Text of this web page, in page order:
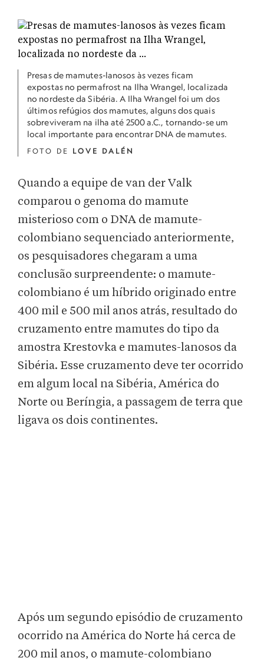
Presas de mamutes-lanosos às vezes ficam
expostas no permafrost na Ilha Wrangel, localizada
no nordeste da Sibéria. A Ilha Wrangel foi um dos
últimos refúgios dos mamutes, alguns dos quais
sobreviveram na ilha até 2500 a.C., tornando-se um
local importante para encontrar DNA de mamutes.
FOTO DE LOVE DALÉN
Quando a equipe de van der Valk
comparou o genoma do mamute
misterioso com o DNA de mamute-
colombiano sequenciado anteriormente,
os pesquisadores chegaram a uma
conclusão surpreendente: o mamute-
colombiano é um híbrido originado entre
400 mil e 500 mil anos atrás, resultado do
cruzamento entre mamutes do tipo da
amostra Krestovka e mamutes-lanosos da
Sibéria. Esse cruzamento deve ter ocorrido
em algum local na Sibéria, América do
Norte ou Beríngia, a passagem de terra que
ligava os dois continentes.
Após um segundo episódio de cruzamento
ocorrido na América do Norte há cerca de
200 mil anos, o mamute-colombiano